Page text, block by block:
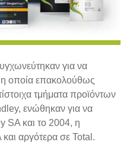
για να
οποία επακολούθως
τμήματα προϊόντων
ενώθηκαν για να
SA και το 2004, η
αργότερα σε Total.